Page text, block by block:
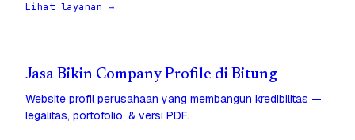
Lihat layanan →
Jasa Bikin Company Profile di Bitung
Website profil perusahaan yang membangun kredibilitas —
legalitas, portofolio, & versi PDF.